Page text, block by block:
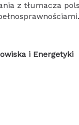
z tłumacza
i Energetyki